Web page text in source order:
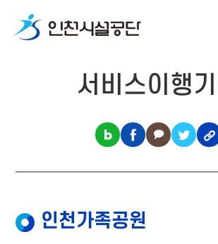
서비스이행
인천가족공원